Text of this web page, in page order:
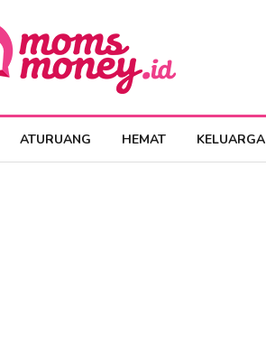
ATURUANG HEMAT KELUARGA